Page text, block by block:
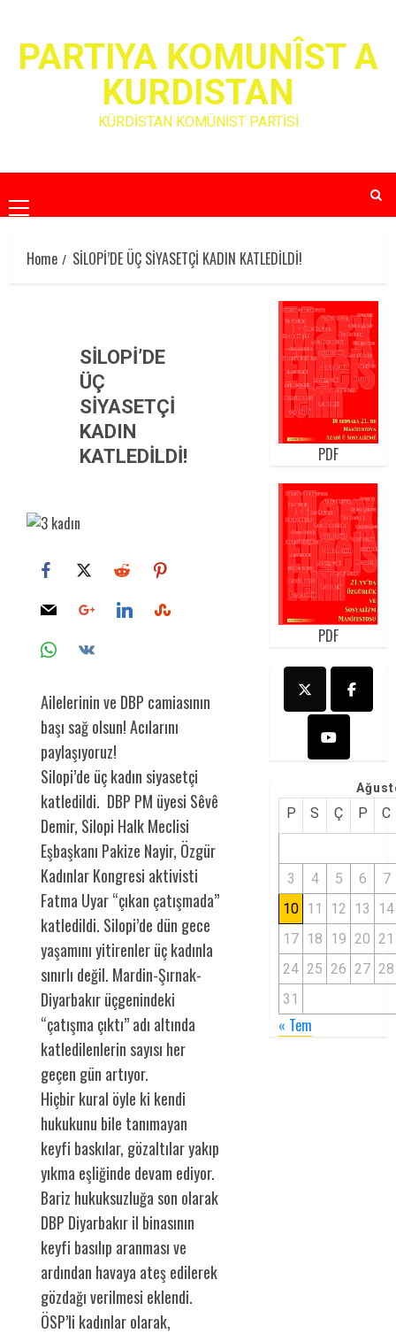
contentPARTIYA KOMUNÎST A
KURDISTAN
KÜRDİSTAN KOMÜNİST PARTİSİ
Primary
Menu
Home
SİLOPİ’DE ÜÇ SİYASETÇİ KADIN KATLEDİLDİ!
SİLOPİ’DE
ÜÇ
SİYASETÇİ
KADIN
KATLEDİLDİ!
Ailelerinin ve DBP camiasının
başı sağ olsun! Acılarını
paylaşıyoruz!
Silopi’de üç kadın siyasetçi
katledildi. DBP PM üyesi Sêvê
Demir, Silopi Halk Meclisi
Eşbaşkanı Pakize Nayir, Özgür
Kadınlar Kongresi aktivisti
Fatma Uyar “çıkan çatışmada”
katledildi. Silopi’de dün gece
yaşamını yitirenler üç kadınla
sınırlı değil. Mardin-Şırnak-
Diyarbakır üçgenindeki
“çatışma çıktı” adı altında
katledilenlerin sayısı her
geçen gün artıyor.
Hiçbir kural öyle ki kendi
hukukunu bile tanımayan
keyfi baskılar, gözaltılar yakıp
yıkma eşliğinde devam ediyor.
Bariz hukuksuzluğa son olarak
DBP Diyarbakır il binasının
keyfi basılıp aranması ve
ardından havaya ateş edilerek
gözdağı verilmesi eklendi.
ÖSP’li kadınlar olarak,
PDF
PDF
P S Ç P C
3 4 5 6
7
10 11 12 13
14
17 18 19 20 21
24 25 26 27 28
31
« Tem